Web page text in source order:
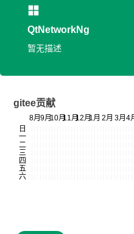
QtNetworkNg
暂无描述
gitee贡献